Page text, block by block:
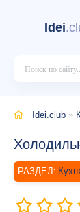
Idei
Idei.club »